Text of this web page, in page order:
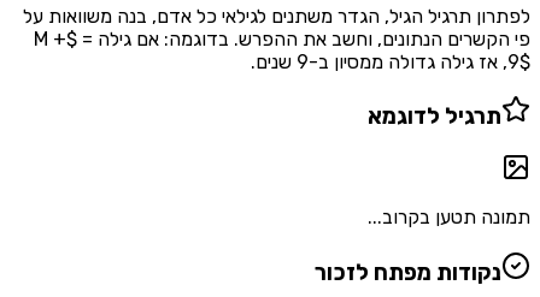
לפתרון תרגיל הגיל, הגדר משתנים לגילאי כל אדם, בנה משוואות על
פי הקשרים הנתונים, וחשב את ההפרש. בדוגמה: אם גילה = $M +
9$, אז גילה גדולה ממסיון ב-9 שנים.
תרגיל לדוגמא
תמונה תטען בקרוב...
נקודות מפתח לזכור